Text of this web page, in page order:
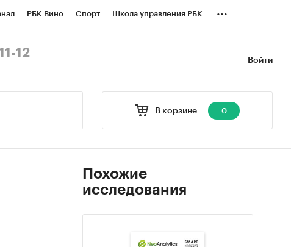
РБК Вино Спорт Школа управления РБК ...
Войти
12
В корзине 0
Похожие
исследования